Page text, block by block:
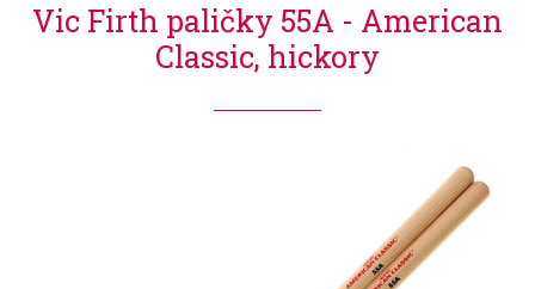
Vic Firth paličky 55A - American
Classic, hickory